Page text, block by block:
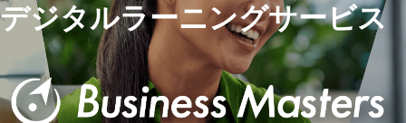
お役立ち記事
無料セミナー
デジタルラーニングサービス